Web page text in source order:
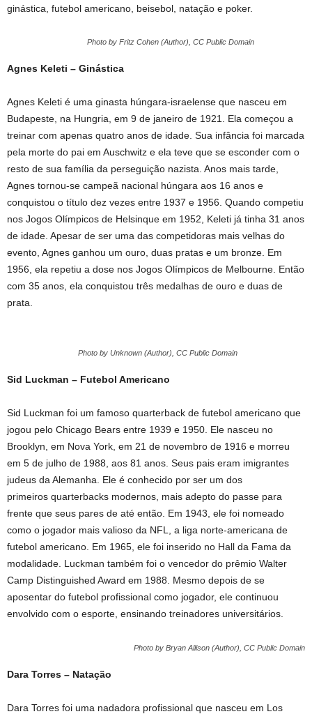
ginástica, futebol americano, beisebol, natação e poker.
Photo by Fritz Cohen (Author), CC Public Domain
Agnes Keleti – Ginástica
Agnes Keleti é uma ginasta húngara-israelense que nasceu em
Budapeste, na Hungria, em 9 de janeiro de 1921. Ela começou a
treinar com apenas quatro anos de idade. Sua infância foi marcada
pela morte do pai em Auschwitz e ela teve que se esconder com o
resto de sua família da perseguição nazista. Anos mais tarde,
Agnes tornou-se campeã nacional húngara aos 16 anos e
conquistou o título dez vezes entre 1937 e 1956. Quando competiu
nos Jogos Olímpicos de Helsinque em 1952, Keleti já tinha 31 anos
de idade. Apesar de ser uma das competidoras mais velhas do
evento, Agnes ganhou um ouro, duas pratas e um bronze. Em
1956, ela repetiu a dose nos Jogos Olímpicos de Melbourne. Então
com 35 anos, ela conquistou três medalhas de ouro e duas de
prata.
Photo by Unknown (Author), CC Public Domain
Sid Luckman – Futebol Americano
Sid Luckman foi um famoso quarterback de futebol americano que
jogou pelo Chicago Bears entre 1939 e 1950. Ele nasceu no
Brooklyn, em Nova York, em 21 de novembro de 1916 e morreu
em 5 de julho de 1988, aos 81 anos. Seus pais eram imigrantes
judeus da Alemanha. Ele é conhecido por ser um dos
primeiros quarterbacks modernos, mais adepto do passe para
frente que seus pares de até então. Em 1943, ele foi nomeado
como o jogador mais valioso da NFL, a liga norte-americana de
futebol americano. Em 1965, ele foi inserido no Hall da Fama da
modalidade. Luckman também foi o vencedor do prêmio Walter
Camp Distinguished Award em 1988. Mesmo depois de se
aposentar do futebol profissional como jogador, ele continuou
envolvido com o esporte, ensinando treinadores universitários.
Photo by Bryan Allison (Author), CC Public Domain
Dara Torres – Natação
Dara Torres foi uma nadadora profissional que nasceu em Los